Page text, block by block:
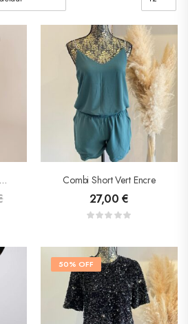
Bermuda PASTEL – Grace &Mila Combi Short Vert Encre
27,00 €
50% OFF